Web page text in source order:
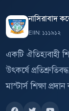
নাসিরাবাদ
EIIN: ১১১৯১২
একটি ঐতিহ্যবাহী
উৎকর্ষে
মাস্টার্স শিক্ষা